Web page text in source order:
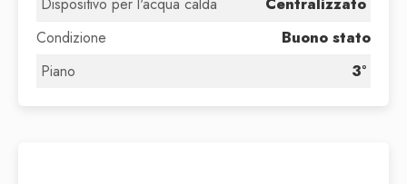
Condizione
Buono stato
Piano
3°